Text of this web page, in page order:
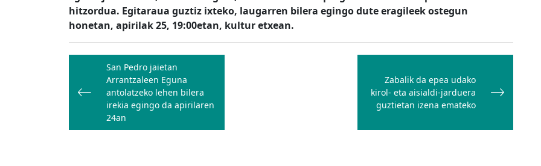
hitzordua. Egitaraua guztiz ixteko, laugarren bilera egingo dute eragileek ostegun
honetan, apirilak 25, 19:00etan, kultur etxean.
Bidalketetan
zehar
nabigatu
San Pedro jaietan
Arrantzaleen Eguna
antolatzeko lehen bilera
irekia egingo da apirilaren
24an
Zabalik da epea udako
kirol- eta aisialdi-jarduera
guztietan izena emateko